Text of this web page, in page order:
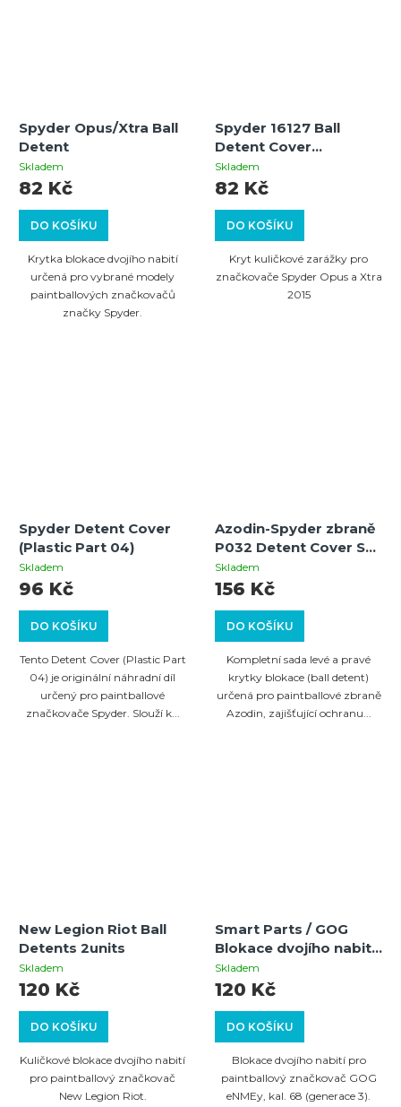
Spyder Opus/Xtra Ball
Detent
Skladem
DO KOŠÍKU
82 Kč
Krytka blokace dvojího nabití
určená pro vybrané modely
paintballových značkovačů
značky Spyder.
Spyder 16127 Ball
Detent Cover
Opus/Xtra 2015
Skladem
DO KOŠÍKU
82 Kč
Kryt kuličkové zarážky pro
značkovače Spyder Opus a Xtra
2015
Spyder Detent Cover
(Plastic Part 04)
Skladem
DO KOŠÍKU
96 Kč
Tento Detent Cover (Plastic Part
04) je originální náhradní díl
určený pro paintballové
značkovače Spyder. Slouží k...
Azodin-Spyder zbraně
P032 Detent Cover Set
(l+r) – sada krytek
blokace kuliček
Skladem
DO KOŠÍKU
156 Kč
Kompletní sada levé a pravé
krytky blokace (ball detent)
určená pro paintballové zbraně
Azodin, zajišťující ochranu...
New Legion Riot Ball
Detents 2units
Skladem
DO KOŠÍKU
120 Kč
Kuličkové blokace dvojího nabití
pro paintballový značkovač
New Legion Riot.
Smart Parts / GOG
Blokace dvojího nabití
pro GOG eNMEy, cal.68
(gen.3) - 2 kusy
Skladem
DO KOŠÍKU
120 Kč
Blokace dvojího nabití pro
paintballový značkovač GOG
eNMEy, kal. 68 (generace 3).